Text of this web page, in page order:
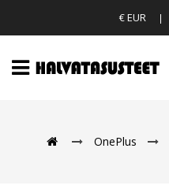
€ EUR
OnePlus